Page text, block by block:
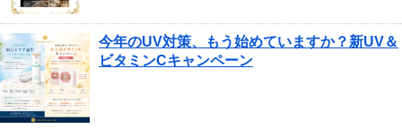
今年のUV対策、もう始めていますか？新UV＆
ビタミンCキャンペーン